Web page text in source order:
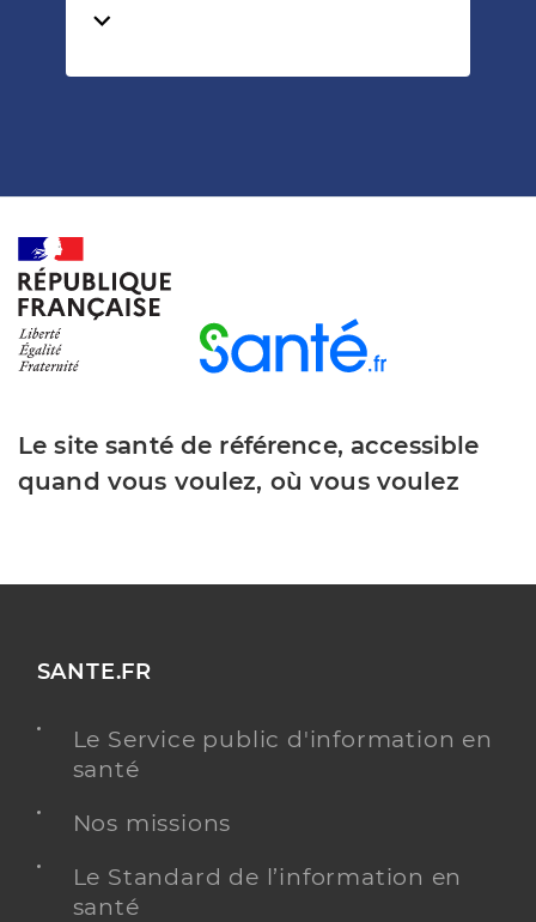
Temps de lecture
Le site santé de référence, accessible
quand vous voulez, où vous voulez
SANTE.FR
Le Service public d'information en
santé
Nos missions
Le Standard de l’information en
santé